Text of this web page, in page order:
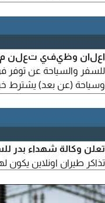
in both English
us via WhatsApp,
outlined
اعلان وظيفي
للسفر والسياحة عن توفر
وسياحة (عن بعد) يشترط
نبحث عن شخص طموح
مميزة ضمن بيئة عمل
تعلن وكالة شهداء بدر
تذاكر طيران اونلاين يكون